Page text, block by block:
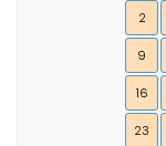
2
9
16
23